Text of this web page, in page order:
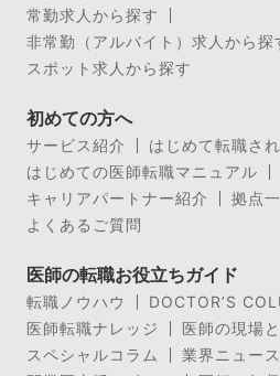
常勤求人から探す
非常勤（アルバイト）求人から探
スポット求人から探す
初めての方へ
サービス紹介
はじめて転職さ
はじめての医師転職マニュアル
キャリアパートナー紹介
拠点
よくあるご質問
医師の転職お役立ちガイド
転職ノウハウ
DOCTOR’S
医師転職ナレッジ
医師の現場
スペシャルコラム
業界ニュース